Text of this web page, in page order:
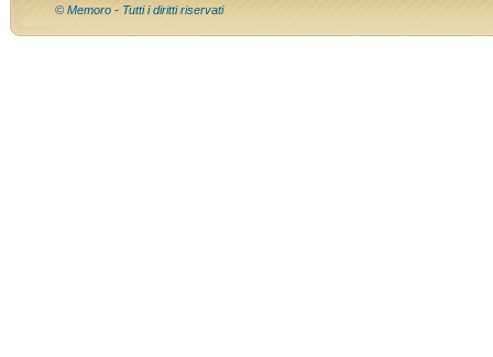
© Memoro - Tutti i diritti riservati